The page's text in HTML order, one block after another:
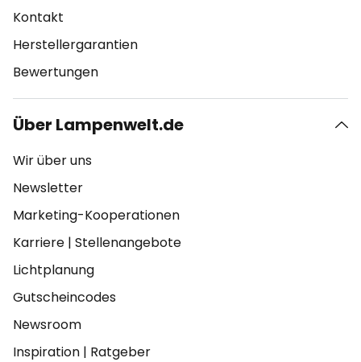
Kontakt
Herstellergarantien
Bewertungen
Über Lampenwelt.de
Wir über uns
Newsletter
Marketing-Kooperationen
Karriere | Stellenangebote
Lichtplanung
Gutscheincodes
Newsroom
Inspiration | Ratgeber